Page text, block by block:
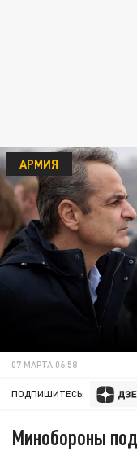
АРМИЯ
07 МАРТА 06:58
ПОДПИШИТЕСЬ:
Минобороны